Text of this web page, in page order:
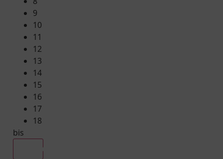
9
10
11
12
13
14
15
16
17
18
bis